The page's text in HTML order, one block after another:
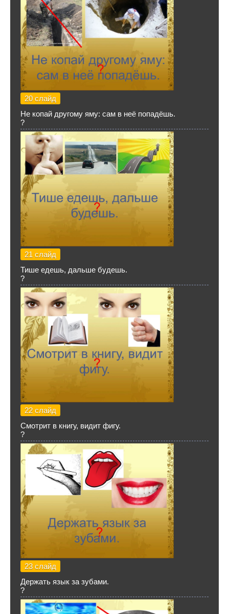
20 слайд
Не копай другому яму: сам в неё попадёшь.
?
21 слайд
Тише едешь, дальше будешь.
?
22 слайд
Смотрит в книгу, видит фигу.
?
23 слайд
Держать язык за зубами.
?